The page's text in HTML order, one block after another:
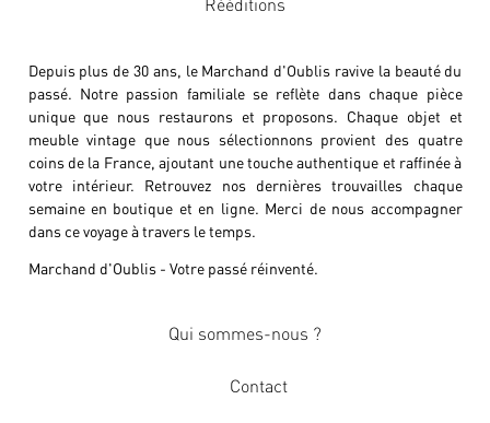
Depuis plus de 30 ans, le Marchand d'Oublis ravive la beauté du
passé. Notre passion familiale se reflète dans chaque pièce
unique que nous restaurons et proposons. Chaque objet et
meuble vintage que nous sélectionnons provient des quatre
coins de la France, ajoutant une touche authentique et raffinée à
votre intérieur. Retrouvez nos dernières trouvailles chaque
semaine en boutique et en ligne. Merci de nous accompagner
dans ce voyage à travers le temps.
Marchand d'Oublis - Votre passé réinventé.
Qui sommes-nous ?
Contact